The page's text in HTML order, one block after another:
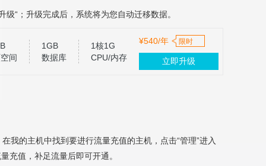
“；升级完成后，系统将为您自动迁移数据。
间
1GB
数据库
1核1G
CPU/内存
¥540/年 限时
立即升级
在我的主机中找到要进行流量充值的主机，点击“管理”进入
充值，补足流量后即可开通。